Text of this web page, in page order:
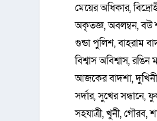
মেয়ের অধিকার,
অকৃতজ্ঞ, অবলম্বন, বউ
গুন্ডা পুলিশ, বাহরাম
বিশ্বাস অবিশ্বাস,
আজকের বাদশা,
সর্দার, সুখের সন্ধানে,
সহযাত্রী, খুনী, গৌরব,